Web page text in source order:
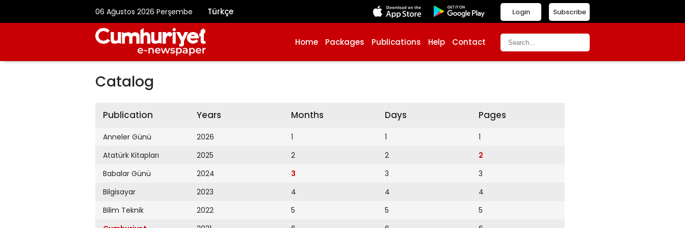
06 Ağustos 2026 Perşembe Türkçe Subscribe
Login
Home Packages Publications Help Contact
Catalog
Publication
Anneler Günü
Atatürk Kitapları
Babalar Günü
Bilgisayar
Bilim Teknik
Years
2026
2025
2024
2023
2022
Months
1
2
3
4
5
Days
1
2
3
4
5
Pages
1
2
3
4
5